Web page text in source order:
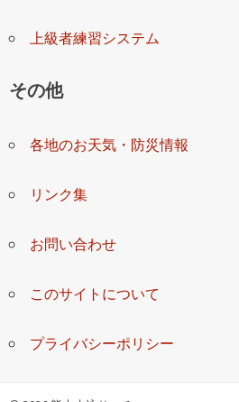
上級者練習システム
その他
各地のお天気・防災情報
リンク集
お問い合わせ
このサイトについて
プライバシーポリシー